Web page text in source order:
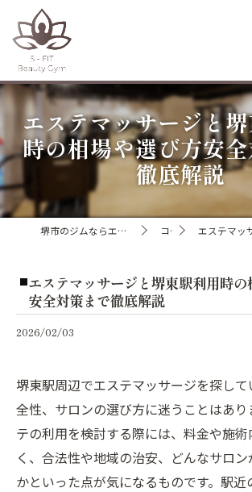
エステマッサージと
時の相場や選び方安
徹底解説
堺市のジムならエスフィットビューティージム コラム エステマッサージと堺東駅
エステマッサージと堺東駅利用時
安全対策まで徹底解説
2026/02/03
堺東駅周辺でエステマッサージを探し
全性、サロンの選び方に迷うことはあ
テの利用を検討する際には、料金や施
く、合法性や地域の治安、どんなサロ
かといった点が気になるものです。駅近